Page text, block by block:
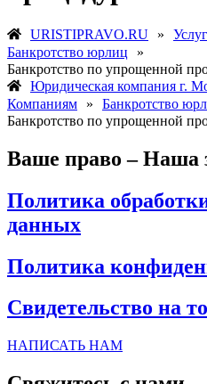
URISTIPRAVO.RU »
Банкротство юрлиц
»
Банкротство по упрощенной
Юридическая компания г.
Компаниям
» Банкротство
Банкротство по упрощенной
Ваше право – Наша
Политика
данных
Политика
Свидетельство на
НАПИСАТЬ НАМ